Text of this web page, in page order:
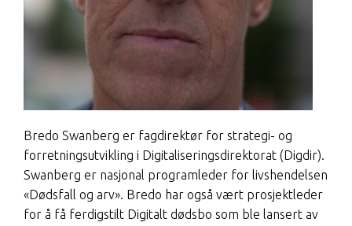
Bredo Swanberg er fagdirektør for strategi- og
forretningsutvikling i Digitaliseringsdirektorat (Digdir).
Swanberg er nasjonal programleder for livshendelsen
«Dødsfall og arv». Bredo har også vært prosjektleder
for å få ferdigstilt Digitalt dødsbo som ble lansert av